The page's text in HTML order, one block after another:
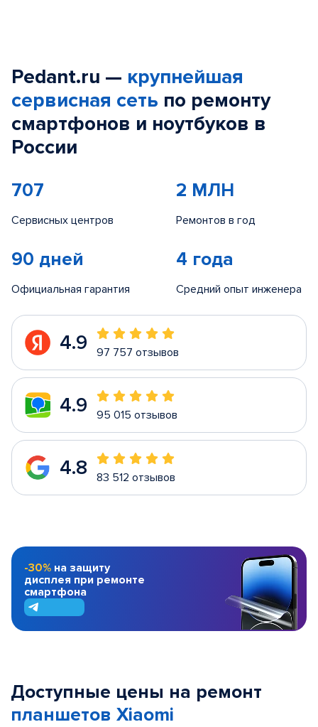
Pedant.ru — крупнейшая
сервисная сеть по ремонту
смартфонов и ноутбуков в
России
707
Сервисных центров
2 МЛН
Ремонтов в год
90 дней
Официальная гарантия
4 года
Средний опыт инженера
4.9 97 757 отзывов
4.9 95 015 отзывов
4.8 83 512 отзывов
-30% на защиту
дисплея при ремонте
смартфона
Доступные цены на ремонт
планшетов Xiaomi